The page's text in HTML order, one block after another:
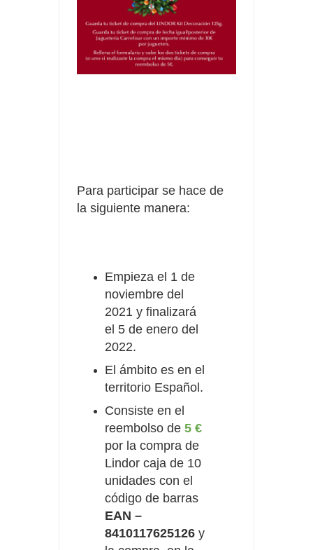
Para participar se hace de
la siguiente manera:
Empieza el 1 de
noviembre del
2021 y finalizará
el 5 de enero del
2022.
El ámbito es en el
territorio Español.
Consiste en el
reembolso de 5 €
por la compra de
Lindor caja de 10
unidades con el
código de barras
EAN –
8410117625126 y